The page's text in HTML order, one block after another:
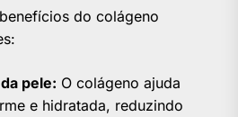
do colágeno
pele: O colágeno ajuda
e hidratada, reduzindo